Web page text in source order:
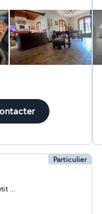
Particulier
Angoulême (Ma Campagne Est-Petit Fresquet)